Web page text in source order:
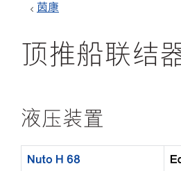
茵康
顶推船联结
液压装置
Nuto H 68